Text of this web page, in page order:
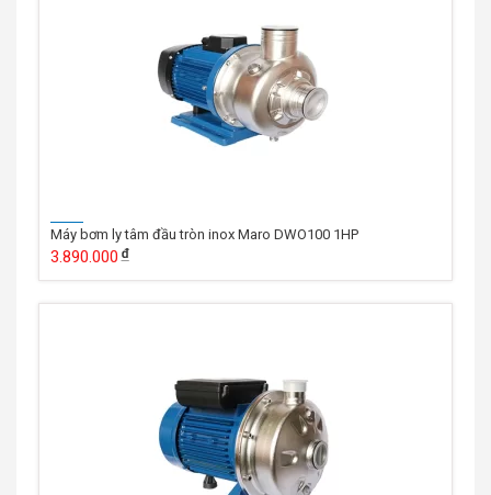
Máy bơm ly tâm đầu tròn inox Maro DWO100 1HP
3.890.000